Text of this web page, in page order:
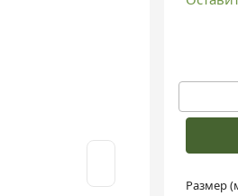
Размер